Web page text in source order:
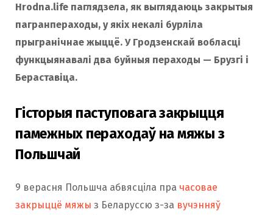
Hrodna.life паглядзела, як выглядаюць закрытыя
пагранпераходы, у якіх некалі бурліла
прыгранічнае жыццё. У Гродзенскай вобласці
функцыянавалі два буйныя пераходы — Брузгі і
Бераставіца.
Гісторыя паступовага закрыцця
памежных пераходаў на мяжы з
Польшчай
9 верасня Польшча абвясціла пра часовае
закрыццё мяжы з Беларуссю з-за вучэнняў